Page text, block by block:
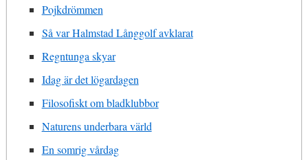
Pojkdrömmen
Så var Halmstad Långgolf avklarat
Regntunga skyar
Idag är det lögardagen
Filosofiskt om bladklubbor
Naturens underbara värld
En somrig vårdag